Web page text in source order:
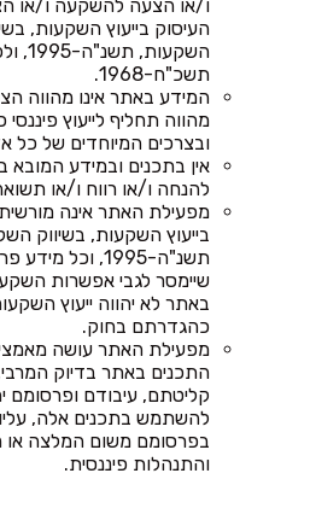
ו/או הצעה להשקעה ו/או
העיסוק בייעוץ השקעות,
תשכ"ח-1968.
המידע באתר אינו מהווה
מהווה תחליף לייעוץ
ובצרכים המיוחדים של כל
אין בתכנים ובמידע המובא
להנחה ו/או רווח ו/או
מפעילת האתר אינה
בייעוץ השקעות, בשיווק
תשנ"ה-1995, וכל
שיימסר לגבי אפשרות
באתר לא יהווה ייעוץ
כהגדרתם בחוק.
מפעילת האתר עושה
התכנים באתר בדיוק
קליטתם, עיבודם ופרסומם
להשתמש בתכנים אלה,
בפרסומם משום המלצה
והתנהלות פיננסית.